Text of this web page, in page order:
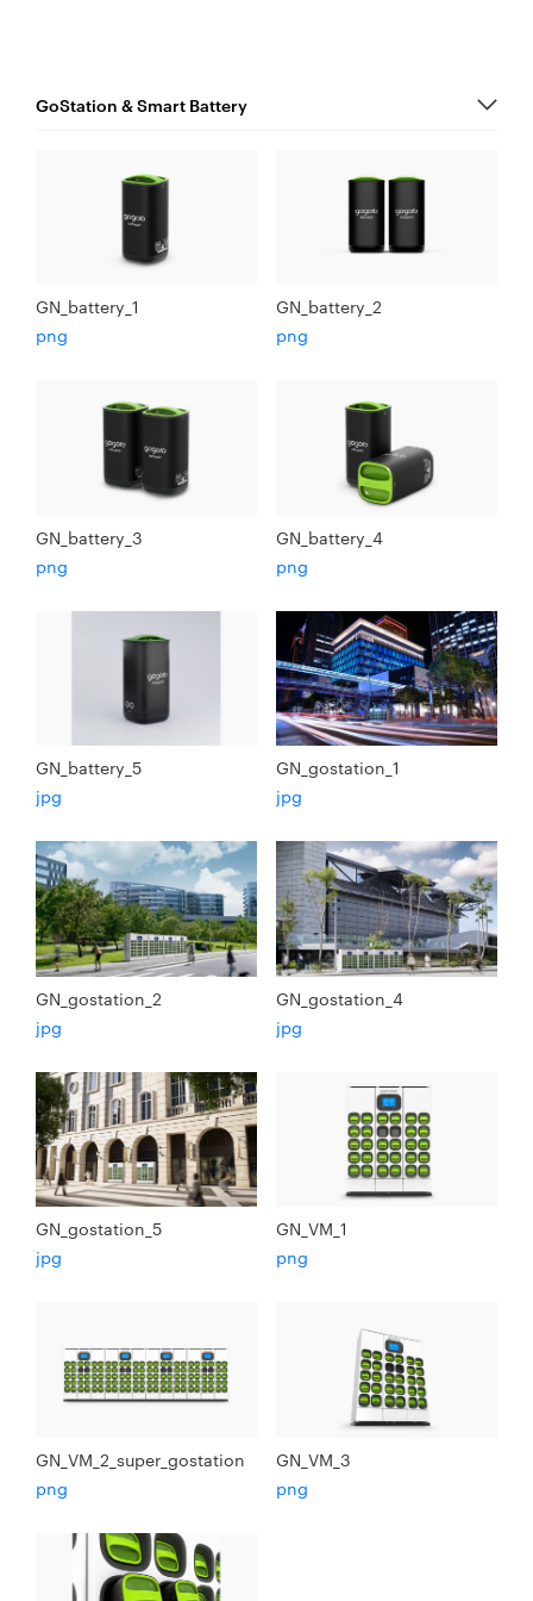
GN_battery_1
png
GN_battery_2
png
GN_battery_3
png
GN_battery_4
png
GN_battery_5
jpg
GN_gostation_1
jpg
GN_gostation_2
jpg
GN_gostation_4
jpg
GN_gostation_5
jpg
GN_VM_1
png
GN_VM_2_super_gostation
png
GN_VM_3
png